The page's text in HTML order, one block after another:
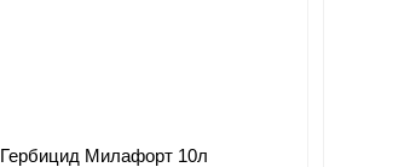
Гербицид Милафорт 10л